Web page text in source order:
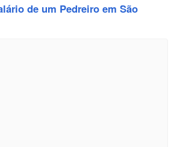
de um Pedreiro em São